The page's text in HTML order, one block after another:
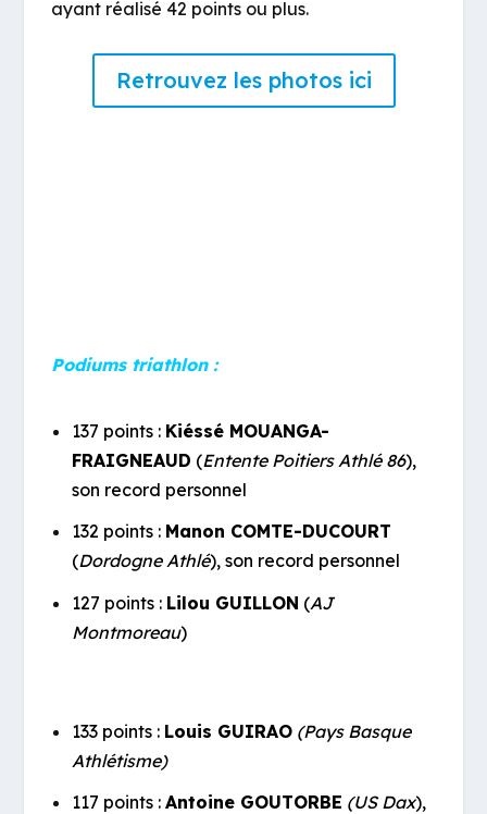
ayant réalisé 42 points ou plus.
Retrouvez les photos ici
Podiums triathlon :
137 points : Kiéssé MOUANGA-
FRAIGNEAUD (Entente Poitiers Athlé 86),
son record personnel
132 points : Manon COMTE-DUCOURT
(Dordogne Athlé), son record personnel
127 points : Lilou GUILLON (AJ
Montmoreau)
133 points : Louis GUIRAO (Pays Basque
Athlétisme)
117 points : Antoine GOUTORBE (US Dax),